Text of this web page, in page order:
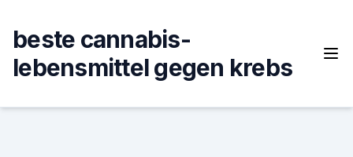
content
beste cannabis-
lebensmittel gegen krebs